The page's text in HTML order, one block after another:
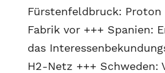
Fürstenfeldbruck:
Fabrik vor +++ Spanien:
das
H2-Netz +++ Schweden: